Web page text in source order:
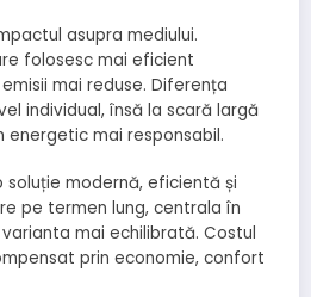
asupra mediului.
folosesc mai eficient
mai reduse. Diferența
individual, însă la scară largă
energetic mai responsabil.
modernă, eficientă și
pe termen lung, centrala în
mai echilibrată. Costul
prin economie, confort